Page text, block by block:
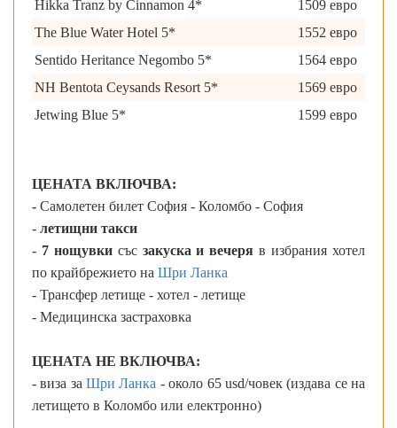
Hikka Tranz by Cinnamon 4*
1509 евро
The Blue Water Hotel 5*
1552 евро
Sentido Heritance Negombo 5*
1564 евро
NH Bentota Ceysands Resort 5*
1569 евро
Jetwing Blue 5*
1599 евро
ЦЕНАТА ВКЛЮЧВА:
- Самолетен билет София - Коломбо - София
- летищни такси
- 7 нощувкисъс закуска и вечеря в избрания хотел
по крайбрежието на Шри Ланка
- Трансфер летище - хотел - летище
- Медицинска застраховка
ЦЕНАТА НЕ ВКЛЮЧВА:
- виза заШри Ланка - около 65 usd/човек (издава се на
летището в Коломбо или електронно)